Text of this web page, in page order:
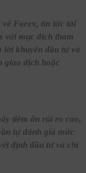
về Forex, tin tức tài
với mục đích tham
lời khuyên đầu tư và
giao dịch hoặc
tiềm ẩn rủi ro cao,
tự đánh giá mức
định đầu tư và chỉ